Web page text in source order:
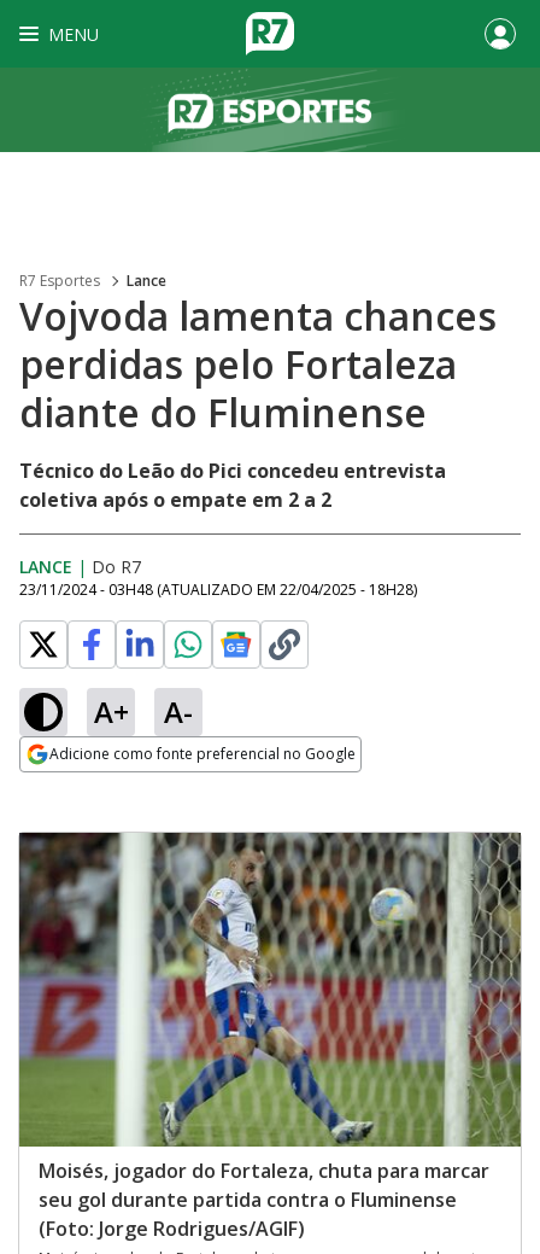
MENU
R7 Esportes Lance
Vojvoda lamenta chances
perdidas pelo Fortaleza
diante do Fluminense
Técnico do Leão do Pici concedeu entrevista
coletiva após o empate em 2 a 2
LANCE | Do R7
23/11/2024 - 03H48 (ATUALIZADO EM 22/04/2025 - 18H28)
A+ A-
Adicione como fonte preferencial no Google
Moisés, jogador do Fortaleza, chuta para marcar
seu gol durante partida contra o Fluminense
(Foto: Jorge Rodrigues/AGIF)